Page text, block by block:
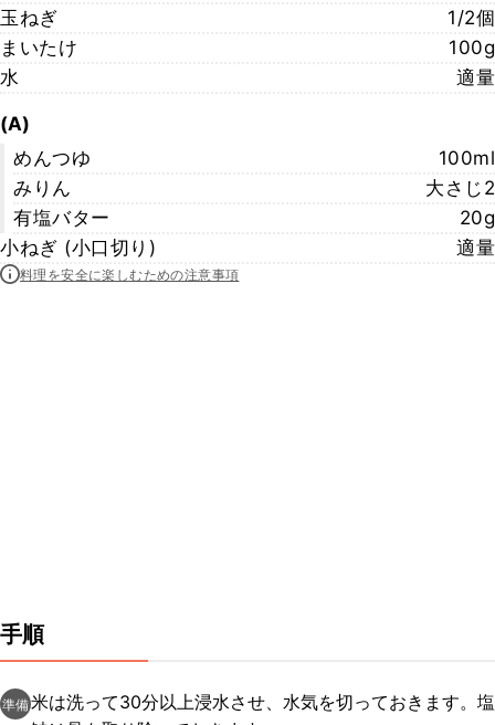
玉ねぎ
1/2個
まいたけ
100g
水
適量
(A)
めんつゆ
100ml
みりん
大さじ2
有塩バター
20g
小ねぎ (小口切り)
適量
料理を安全に楽しむための注意事項
手順
準備米は洗って30分以上浸水させ、水気を切っておきます。塩